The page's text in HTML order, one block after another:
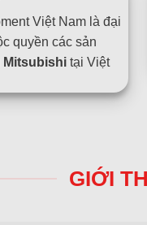
Việt Nam là đại
quyền các sản
Mitsubishi tại Việt
GIỚI